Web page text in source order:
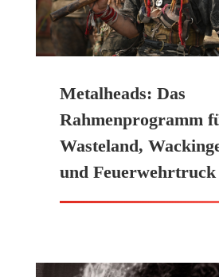
Metalheads: Das
Rahmenprogramm
Wasteland,
und Feuerwehrtruck